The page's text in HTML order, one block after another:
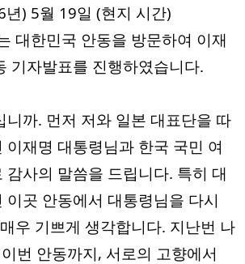
) 5월 19일 (현지 시간)
대한민국 안동을 방문하여 이재
기자발표를 진행하였습니다.
니까. 먼저 저와 일본 대표단을 따
이재명 대통령님과 한국 국민 여
감사의 말씀을 드립니다. 특히 대
이곳 안동에서 대통령님을 다시
우 기쁘게 생각합니다. 지난번 나
번 안동까지, 서로의 고향에서